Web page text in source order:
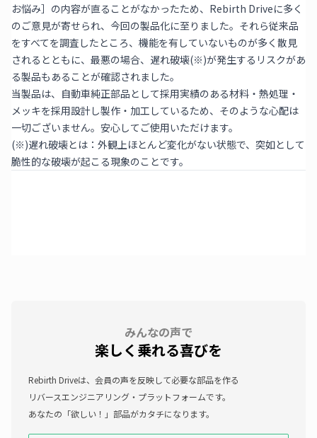
お悩み］の内容が直ることがなかったため、Rebirth Driveに多く
のご意見が寄せられ、今回の製品化に至りました。それら従来品
をすべてを調査したところ、機能を有していないものが多く散見
されるとともに、最悪の場合、遅れ破壊(※)が発生するリスクがあ
る製品もあることが確認されました。
当製品は、自動車純正部品として採用実績のある材料・熱処理・
メッキを採用設計し製作・加工しているため、そのような心配は
一切ございません。安心してご使用いただけます。
(※)遅れ破壊とは：外観上ほとんど変化がない状態で、突如として
脆性的な破壊が起こる現象のことです。
みんなの声で
楽しく乗れる喜びを
Rebirth Driveは、会員の声を反映して必要な部品を作る
リバースエンジニアリング・プラットフォームです。
あなたの「欲しい！」部品がカタチになります。